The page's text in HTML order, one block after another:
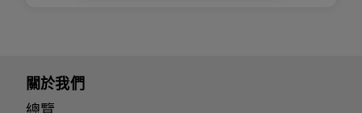
關於我們